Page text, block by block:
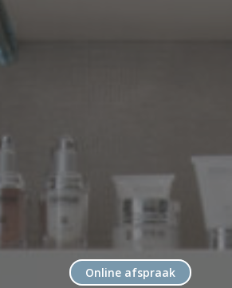
Online afspraak